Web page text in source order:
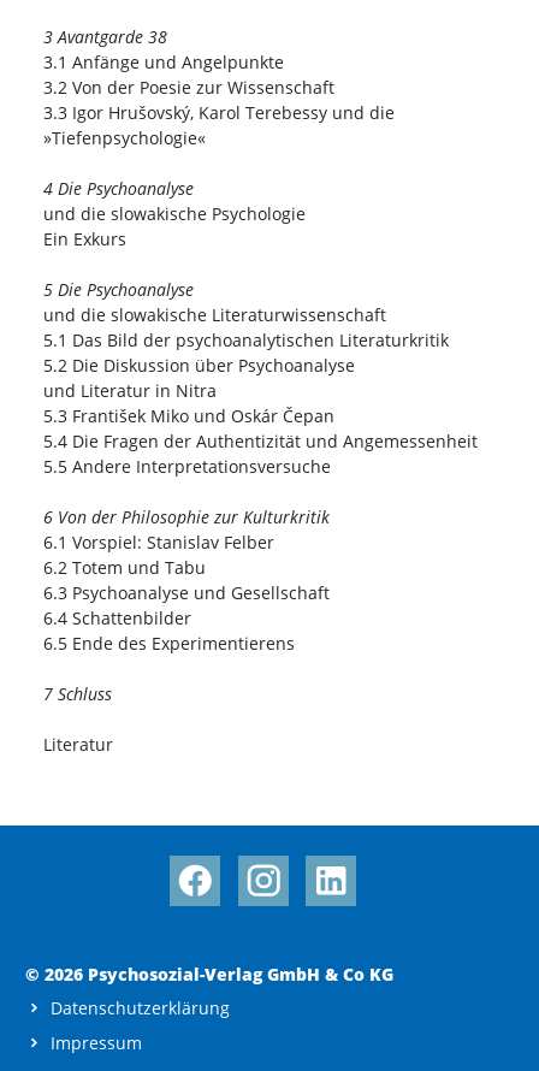
3 Avantgarde 38
3.1 Anfänge und Angelpunkte
3.2 Von der Poesie zur Wissenschaft
3.3 Igor Hrušovský, Karol Terebessy und die
»Tiefenpsychologie«
4 Die Psychoanalyse
und die slowakische Psychologie
Ein Exkurs
5 Die Psychoanalyse
und die slowakische Literaturwissenschaft
5.1 Das Bild der psychoanalytischen Literaturkritik
5.2 Die Diskussion über Psychoanalyse
und Literatur in Nitra
5.3 František Miko und Oskár Čepan
5.4 Die Fragen der Authentizität und Angemessenheit
5.5 Andere Interpretationsversuche
6 Von der Philosophie zur Kulturkritik
6.1 Vorspiel: Stanislav Felber
6.2 Totem und Tabu
6.3 Psychoanalyse und Gesellschaft
6.4 Schattenbilder
6.5 Ende des Experimentierens
7 Schluss
Literatur
© 2026 Psychosozial-Verlag GmbH & Co KG
Datenschutzerklärung
Impressum